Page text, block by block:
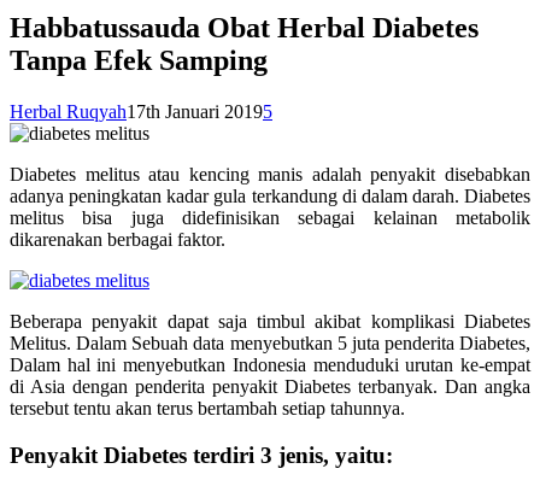
Habbatussauda Obat Herbal Diabetes
Tanpa Efek Samping
Herbal Ruqyah17th Januari 20195
Diabetes melitus atau kencing manis adalah penyakit disebabkan
adanya peningkatan kadar gula terkandung di dalam darah. Diabetes
melitus bisa juga didefinisikan sebagai kelainan metabolik
dikarenakan berbagai faktor.
Beberapa penyakit dapat saja timbul akibat komplikasi Diabetes
Melitus. Dalam Sebuah data menyebutkan 5 juta penderita Diabetes,
Dalam hal ini menyebutkan Indonesia menduduki urutan ke-empat
di Asia dengan penderita penyakit Diabetes terbanyak. Dan angka
tersebut tentu akan terus bertambah setiap tahunnya.
Penyakit Diabetes terdiri 3 jenis, yaitu: